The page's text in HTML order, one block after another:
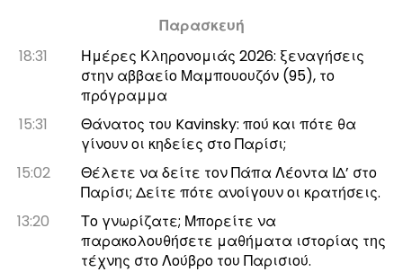
Παρασκευή
18:31
Ημέρες Κληρονομιάς 2026: ξεναγήσεις
στην αββαείο Μαμπουουζόν (95), το
πρόγραμμα
15:31
Θάνατος του Kavinsky: πού και πότε θα
γίνουν οι κηδείες στο Παρίσι;
15:02
Θέλετε να δείτε τον Πάπα Λέοντα ΙΔ’ στο
Παρίσι; Δείτε πότε ανοίγουν οι κρατήσεις.
13:20
Το γνωρίζατε; Μπορείτε να
παρακολουθήσετε μαθήματα ιστορίας της
τέχνης στο Λούβρο του Παρισιού.